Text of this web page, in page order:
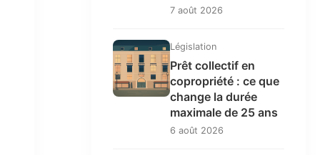
7 août 2026
Législation
Prêt collectif en
copropriété : ce que
change la durée
maximale de 25 ans
6 août 2026